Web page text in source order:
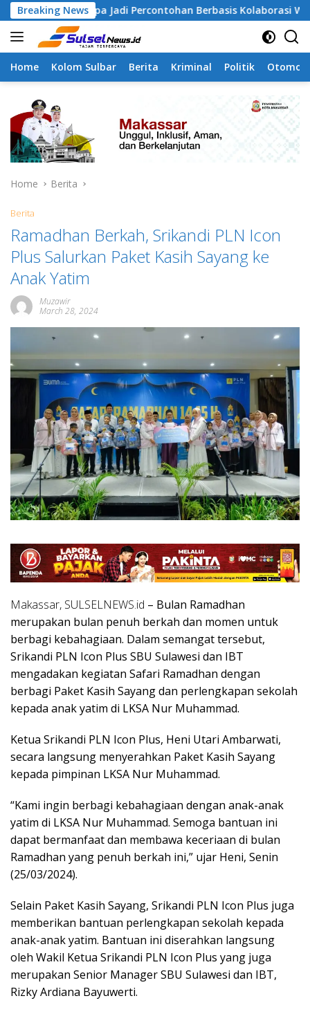
Skip
to
content
Breaking News
Jadi Percontohan Berbasis Kolaborasi Warga
Home Kolom Sulbar Berita Kriminal Politik
Home Berita
Berita
Ramadhan Berkah, Srikandi PLN Icon
Plus Salurkan Paket Kasih Sayang ke
Anak Yatim
Muzawir
March 28, 2024
Makassar, SULSELNEWS.id – Bulan Ramadhan
merupakan bulan penuh berkah dan momen untuk
berbagi kebahagiaan. Dalam semangat tersebut,
Srikandi PLN Icon Plus SBU Sulawesi dan IBT
mengadakan kegiatan Safari Ramadhan dengan
berbagi Paket Kasih Sayang dan perlengkapan sekolah
kepada anak yatim di LKSA Nur Muhammad.
Ketua Srikandi PLN Icon Plus, Heni Utari Ambarwati,
secara langsung menyerahkan Paket Kasih Sayang
kepada pimpinan LKSA Nur Muhammad.
“Kami ingin berbagi kebahagiaan dengan anak-anak
yatim di LKSA Nur Muhammad. Semoga bantuan ini
dapat bermanfaat dan membawa keceriaan di bulan
Ramadhan yang penuh berkah ini,” ujar Heni, Senin
(25/03/2024).
Selain Paket Kasih Sayang, Srikandi PLN Icon Plus juga
memberikan bantuan perlengkapan sekolah kepada
anak-anak yatim. Bantuan ini diserahkan langsung
oleh Wakil Ketua Srikandi PLN Icon Plus yang juga
merupakan Senior Manager SBU Sulawesi dan IBT,
Rizky Ardiana Bayuwerti.